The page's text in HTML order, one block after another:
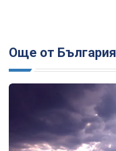
Още от България